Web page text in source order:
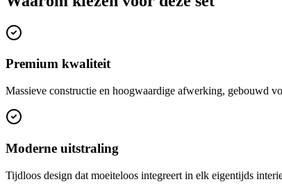
Premium kwaliteit
Massieve constructie en hoogwaardige afwerking, gebouwd
Moderne uitstraling
Tijdloos design dat moeiteloos integreert in elk eigentijds